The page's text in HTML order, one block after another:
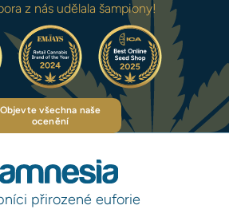
z nás udělala šampiony!
Objevte všechna naše
ocenění
přirozené euforie